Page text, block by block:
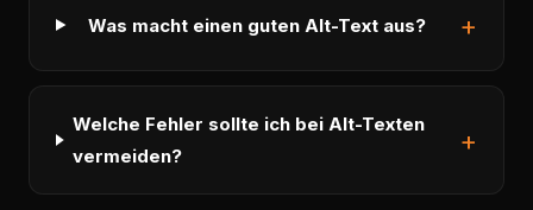
Was macht einen guten Alt-Text aus?
Welche Fehler sollte ich bei Alt-Texten
vermeiden?